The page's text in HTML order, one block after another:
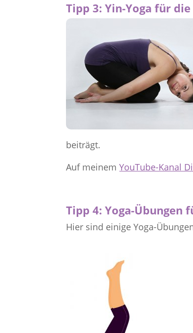
Tipp 3: Yin-Yoga für
beiträgt.
Auf meinemYouTube-Kanal
Tipp 4: Yoga-Übungen
Hier sind einige Yoga-